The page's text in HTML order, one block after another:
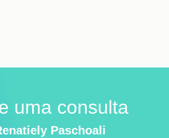
uma consulta
Paschoali